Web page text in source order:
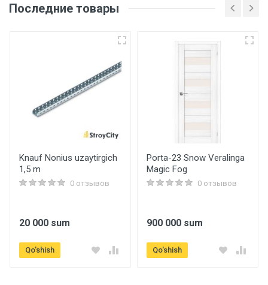
Основные
Страна производитель
Размеры
Ширина
600 mm.
Последние товары
Knauf Nonius uzaytirgich
1,5 m
0 отзывов
20 000 sum
Qo'shish
Porta-23 Snow Veralinga
Magic Fog
0 отзывов
900 000 sum
Qo'shish